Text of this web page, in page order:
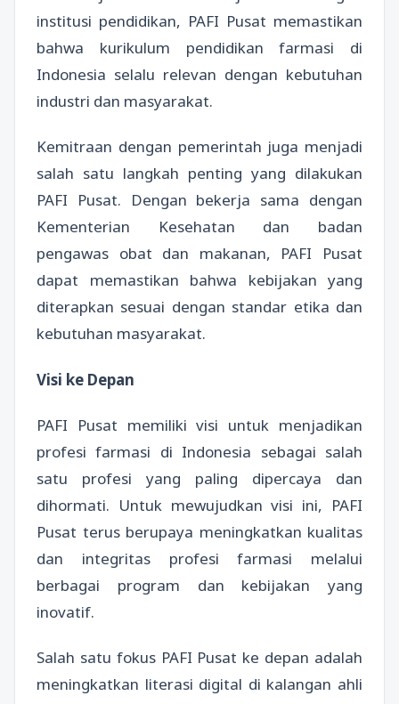
institusi pendidikan, PAFI Pusat memastikan
bahwa kurikulum pendidikan farmasi di
Indonesia selalu relevan dengan kebutuhan
industri dan masyarakat.
Kemitraan dengan pemerintah juga menjadi
salah satu langkah penting yang dilakukan
PAFI Pusat. Dengan bekerja sama dengan
Kementerian Kesehatan dan badan
pengawas obat dan makanan, PAFI Pusat
dapat memastikan bahwa kebijakan yang
diterapkan sesuai dengan standar etika dan
kebutuhan masyarakat.
Visi ke Depan
PAFI Pusat memiliki visi untuk menjadikan
profesi farmasi di Indonesia sebagai salah
satu profesi yang paling dipercaya dan
dihormati. Untuk mewujudkan visi ini, PAFI
Pusat terus berupaya meningkatkan kualitas
dan integritas profesi farmasi melalui
berbagai program dan kebijakan yang
inovatif.
Salah satu fokus PAFI Pusat ke depan adalah
meningkatkan literasi digital di kalangan ahli